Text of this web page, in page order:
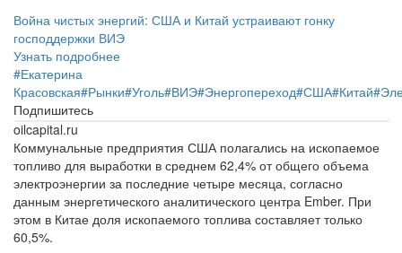
Война чистых энергий: США и Китай устраивают гонку
господдержки ВИЭ
Узнать подробнее
#Екатерина
Красовская#Рынки#Уголь#ВИЭ#Энергопереход#США#Китай#
Подпишитесь
oilcapital.ru
Коммунальные предприятия США полагались на ископаемое
топливо для выработки в среднем 62,4% от общего объема
электроэнергии за последние четыре месяца, согласно
данным энергетического аналитического центра Ember. При
этом в Китае доля ископаемого топлива составляет только
60,5%.